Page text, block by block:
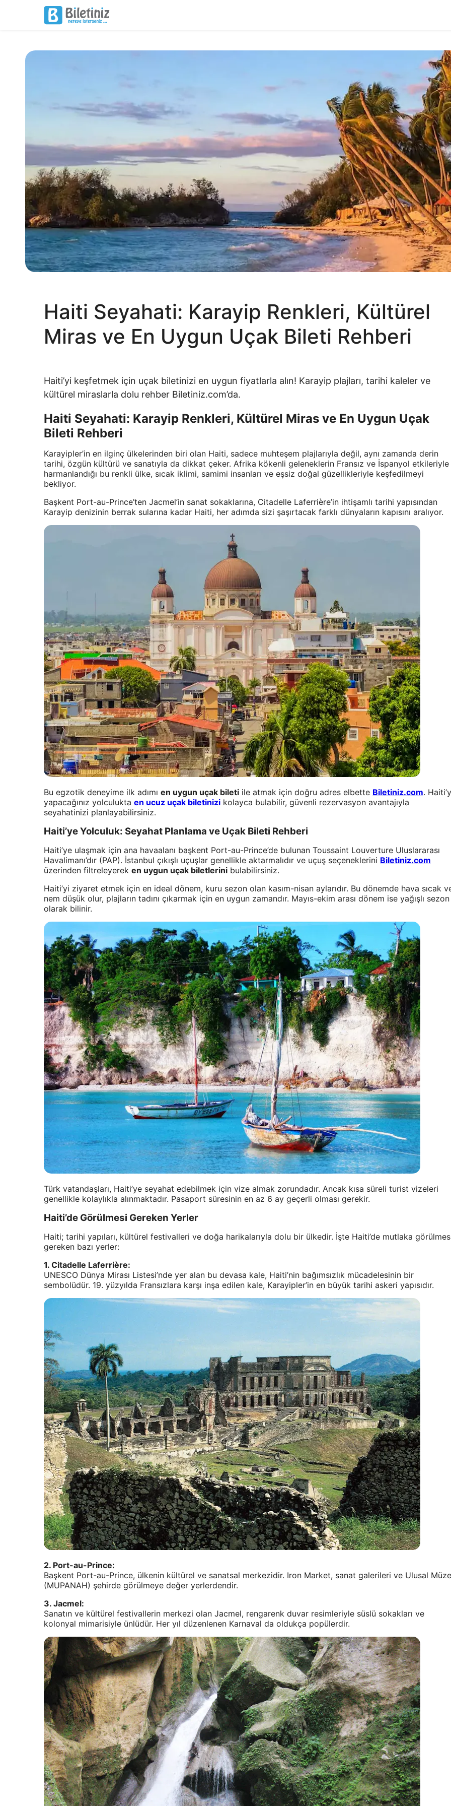
Haiti Seyahati: Karayip Renkleri, Kültürel
Miras ve En Uygun Uçak Bileti Rehberi
Haiti’yi keşfetmek için uçak biletinizi en uygun fiyatlarla alın! Karayip plajları, tarihi kaleler ve
kültürel miraslarla dolu rehber Biletiniz.com’da.
Haiti Seyahati: Karayip Renkleri, Kültürel Miras ve En Uygun Uçak
Bileti Rehberi
Karayipler’in en ilginç ülkelerinden biri olan Haiti, sadece muhteşem plajlarıyla değil, aynı zamanda derin
tarihi, özgün kültürü ve sanatıyla da dikkat çeker. Afrika kökenli geleneklerin Fransız ve İspanyol etkileriyle
harmanlandığı bu renkli ülke, sıcak iklimi, samimi insanları ve eşsiz doğal güzellikleriyle keşfedilmeyi
bekliyor.
Başkent Port-au-Prince’ten Jacmel’in sanat sokaklarına, Citadelle Laferrière’in ihtişamlı tarihi yapısından
Karayip denizinin berrak sularına kadar Haiti, her adımda sizi şaşırtacak farklı dünyaların kapısını aralıyor.
Bu egzotik deneyime ilk adımı en uygun uçak bileti ile atmak için doğru adres elbette Biletiniz.com.
yapacağınız yolculukta en ucuz uçak biletinizi kolayca bulabilir, güvenli rezervasyon avantajıyla
seyahatinizi planlayabilirsiniz.
Haiti’ye Yolculuk: Seyahat Planlama ve Uçak Bileti Rehberi
Haiti’ye ulaşmak için ana havaalanı başkent Port-au-Prince’de bulunan Toussaint Louverture Uluslararası
Havalimanı’dır (PAP). İstanbul çıkışlı uçuşlar genellikle aktarmalıdır ve uçuş seçeneklerini Biletiniz.com
üzerinden filtreleyerek en uygun uçak biletlerini bulabilirsiniz.
Haiti’yi ziyaret etmek için en ideal dönem, kuru sezon olan kasım-nisan aylarıdır. Bu dönemde hava sıcak
nem düşük olur, plajların tadını çıkarmak için en uygun zamandır. Mayıs-ekim arası dönem ise yağışlı sezon
olarak bilinir.
Türk vatandaşları, Haiti’ye seyahat edebilmek için vize almak zorundadır. Ancak kısa süreli turist vizeleri
genellikle kolaylıkla alınmaktadır. Pasaport süresinin en az 6 ay geçerli olması gerekir.
Haiti’de Görülmesi Gereken Yerler
Haiti; tarihi yapıları, kültürel festivalleri ve doğa harikalarıyla dolu bir ülkedir. İşte Haiti’de mutlaka
gereken bazı yerler:
1. Citadelle Laferrière:
UNESCO Dünya Mirası Listesi’nde yer alan bu devasa kale, Haiti’nin bağımsızlık mücadelesinin bir
sembolüdür. 19. yüzyılda Fransızlara karşı inşa edilen kale, Karayipler’in en büyük tarihi askeri yapısıdır.
2. Port-au-Prince:
Başkent Port-au-Prince, ülkenin kültürel ve sanatsal merkezidir. Iron Market, sanat galerileri ve Ulusal Müze
(MUPANAH) şehirde görülmeye değer yerlerdendir.
3. Jacmel:
Sanatın ve kültürel festivallerin merkezi olan Jacmel, rengarenk duvar resimleriyle süslü sokakları ve
kolonyal mimarisiyle ünlüdür. Her yıl düzenlenen Karnaval da oldukça popülerdir.